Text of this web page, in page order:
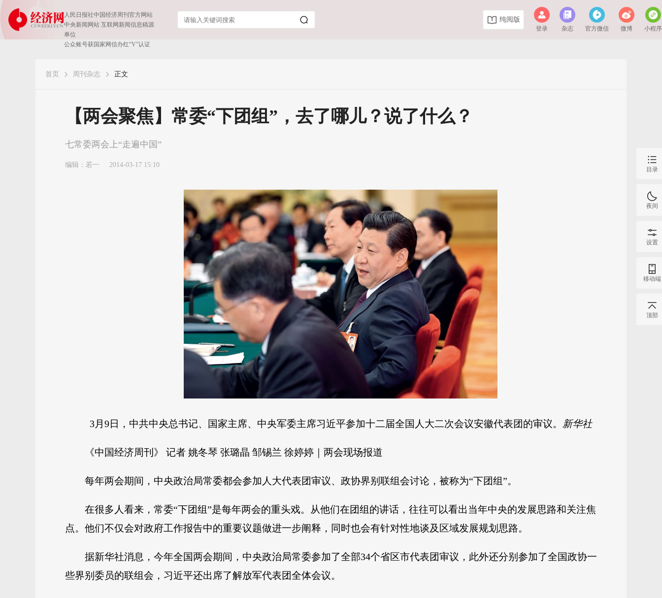
人民日报社中国经济周刊官方网站
中央新闻网站 互联网新闻信息稿源
单位
公众账号获国家网信办红“V”认证
纯阅版
登录 杂志 官方微信 微博 小程序
首页 周刊杂志 正文
【两会聚焦】常委“下团组”，去了哪儿？说了什么？
七常委两会上“走遍中国”
编辑：若一 2014-03-17 15:10
3月9日，中共中央总书记、国家主席、中央军委主席习近平参加十二届全国人大二次会议安徽代表团的审议。 新华社
《中国经济周刊》 记者 姚冬琴 张璐晶 邹锡兰 徐婷婷｜两会现场报道
每年两会期间，中央政治局常委都会参加人大代表团审议、政协界别联组会讨论，被称为“下团组”。
在很多人看来，常委“下团组”是每年两会的重头戏。从他们在团组的讲话，往往可以看出当年中央的发展思路和关注焦
点。他们不仅会对政府工作报告中的重要议题做进一步阐释，同时也会有针对性地谈及区域发展规划思路。
据新华社消息，今年全国两会期间，中央政治局常委参加了全部34个省区市代表团审议，此外还分别参加了全国政协一
些界别委员的联组会，习近平还出席了解放军代表团全体会议。
目录
夜间
设置
移动端
顶部